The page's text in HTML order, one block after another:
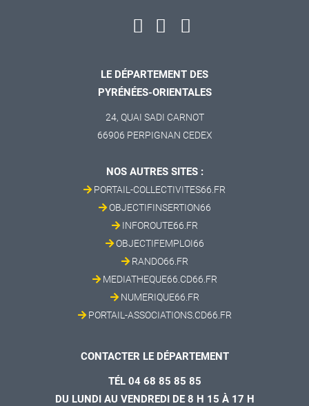
LE DÉPARTEMENT DES
PYRÉNÉES-ORIENTALES
24, QUAI SADI CARNOT
66906 PERPIGNAN CEDEX
NOS AUTRES SITES :
PORTAIL-COLLECTIVITES66.FR
OBJECTIFINSERTION66
INFOROUTE66.FR
OBJECTIFEMPLOI66
RANDO66.FR
MEDIATHEQUE66.CD66.FR
NUMERIQUE66.FR
PORTAIL-ASSOCIATIONS.CD66.FR
CONTACTER LE DÉPARTEMENT
TÉL 04 68 85 85 85
DU LUNDI AU VENDREDI DE 8 H 15 À 17 H